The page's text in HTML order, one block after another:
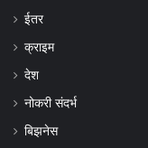
ईतर
क्राइम
देश
नोकरी संदर्भ
बिझनेस